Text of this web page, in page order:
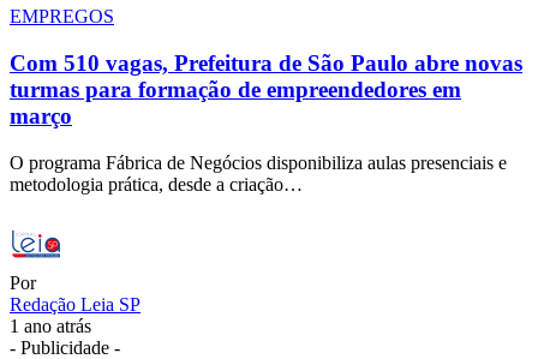
EMPREGOS
Com 510 vagas, Prefeitura de São Paulo abre novas
turmas para formação de empreendedores em
março
O programa Fábrica de Negócios disponibiliza aulas presenciais e
metodologia prática, desde a criação…
Por
Redação Leia SP
1 ano atrás
- Publicidade -